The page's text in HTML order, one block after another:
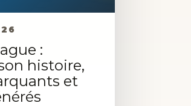
:
histoire,
et